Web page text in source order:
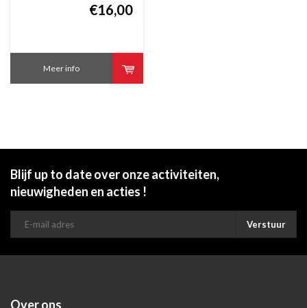
€16,00
Meer info
Blijf up to date over onze activiteiten,
nieuwigheden en acties !
Verstuur
Over ons